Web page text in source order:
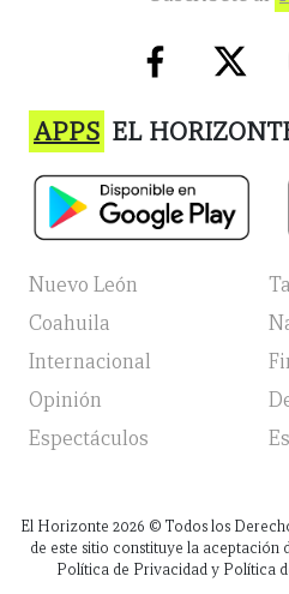
APPS EL
Nuevo León
Coahuila
Internacional
Opinión
Espectáculos
El Horizonte 2026 © Todos los
de este sitio constituye la aceptación
Política de Privacidad y Política